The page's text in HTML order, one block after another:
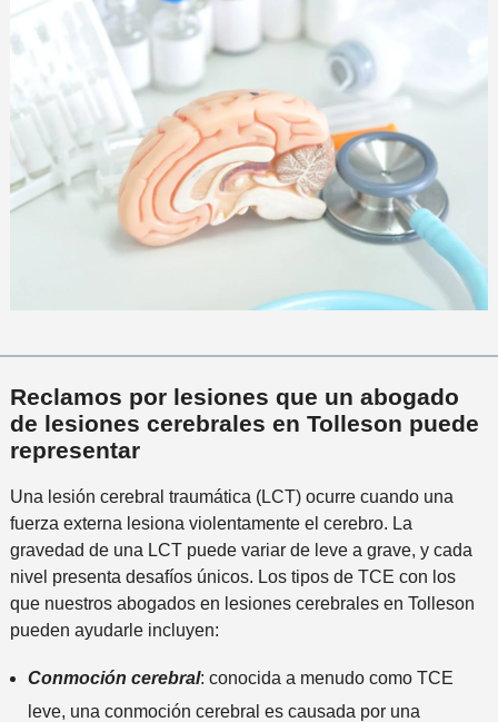
Reclamos por lesiones que un abogado
de lesiones cerebrales en Tolleson puede
representar
Una lesión cerebral traumática (LCT) ocurre cuando una
fuerza externa lesiona violentamente el cerebro. La
gravedad de una LCT puede variar de leve a grave, y cada
nivel presenta desafíos únicos. Los tipos de TCE con los
que nuestros abogados en lesiones cerebrales en Tolleson
pueden ayudarle incluyen:
Conmoción cerebral: conocida a menudo como TCE
leve, una conmoción cerebral es causada por una